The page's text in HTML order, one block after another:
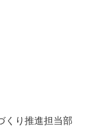
くり推進担当部